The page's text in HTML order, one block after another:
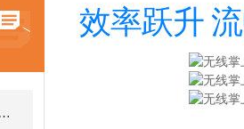
采集向日葵瓜子高光谱数据（高光谱分析识别带壳无损检测 识别内部霉变）
效率跃升